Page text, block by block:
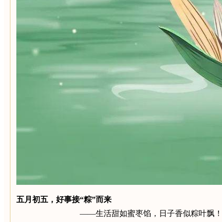
五月初五，好事接“粽”而来
——生活甜如蜜枣馅，日子香似粽叶飘！